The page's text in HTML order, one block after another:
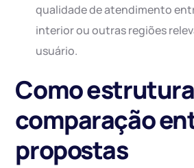
qualidade de atendimento
interior ou outras regiões
usuário.
Como
comparação
propostas